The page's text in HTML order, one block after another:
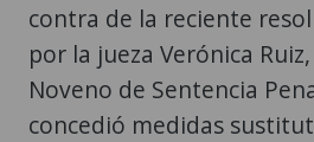
contra de la reciente
por la jueza Verónica
Noveno de Sentencia
concedió medidas